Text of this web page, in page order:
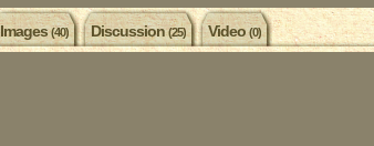
Images(40) Discussion(25) Video(0)